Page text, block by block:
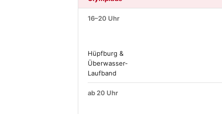
16–20 Uhr
Hüpfburg &
Überwasser-
Laufband
ab 20 Uhr